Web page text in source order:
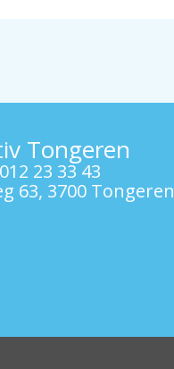
Tongeren
012 23 33 43
63, 3700 Tongeren